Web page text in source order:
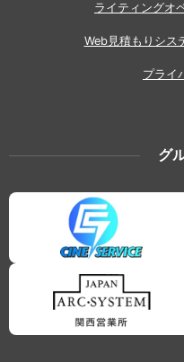
ライティングオ
Web見積もりシス
プライ
グ